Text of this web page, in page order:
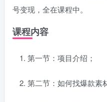
号变现，全在课程中。
课程内容
第一节：项目介绍；
第二节：如何找爆款素